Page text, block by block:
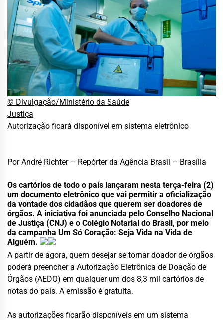
© Divulgação/Ministério da Saúde
Justiça
Autorização ficará disponível em sistema eletrônico
Por André Richter – Repórter da Agência Brasil – Brasília
Os cartórios de todo o país lançaram nesta terça-feira (2)
um documento eletrônico que vai permitir a oficialização
da vontade dos cidadãos que querem ser doadores de
órgãos. A iniciativa foi anunciada pelo Conselho Nacional
de Justiça (CNJ) e o Colégio Notarial do Brasil, por meio
da campanha Um Só Coração: Seja Vida na Vida de
Alguém.
A partir de agora, quem desejar se tornar doador de órgãos
poderá preencher a Autorização Eletrônica de Doação de
Órgãos (AEDO) em qualquer um dos 8,3 mil cartórios de
notas do país. A emissão é gratuita.
As autorizações ficarão disponíveis em um sistema